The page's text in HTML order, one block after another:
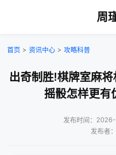
周
首页 > 资讯中心 > 攻略科普
出奇制胜!棋牌室麻
摇骰怎样更有
发布时间：
发布者